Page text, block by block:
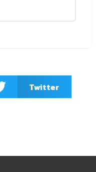
Twitter